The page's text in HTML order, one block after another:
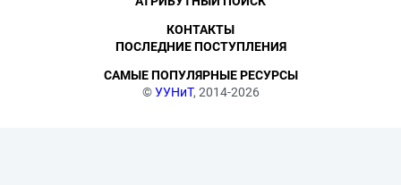
©УУНиТ, 2014-2026
КОНТАКТЫ
ПОСЛЕДНИЕ ПОСТУПЛЕНИЯ
САМЫЕ ПОПУЛЯРНЫЕ РЕСУРСЫ